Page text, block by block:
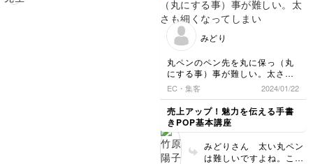
みどり
丸ペンのペン先を丸に保っ（丸
にする事）事が難しい。太さも
細くなってしまいます
EC・集客 2024/01/22
売上アップ！魅力を伝える手書
きPOP基本講座
みどりさん 太い丸ペン
は難しいですよね。この